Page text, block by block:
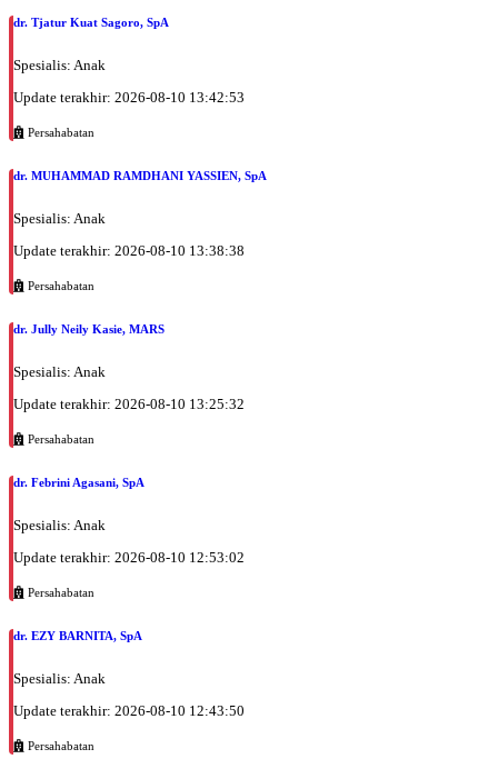
dr. Tjatur Kuat Sagoro, SpA
Spesialis: Anak
Update terakhir: 2026-08-10 13:42:53
Persahabatan
dr. MUHAMMAD RAMDHANI YASSIEN, SpA
Spesialis: Anak
Update terakhir: 2026-08-10 13:38:38
Persahabatan
dr. Jully Neily Kasie, MARS
Spesialis: Anak
Update terakhir: 2026-08-10 13:25:32
Persahabatan
dr. Febrini Agasani, SpA
Spesialis: Anak
Update terakhir: 2026-08-10 12:53:02
Persahabatan
dr. EZY BARNITA, SpA
Spesialis: Anak
Update terakhir: 2026-08-10 12:43:50
Persahabatan